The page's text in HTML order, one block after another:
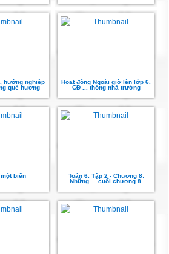
hướng nghiệp
quê hương
Hoạt động Ngoài giờ lên lớp 6.
CĐ ... thống nhà trường
biến
Toán 6. Tập 2 - Chương 8:
Những ... cuối chương 8.